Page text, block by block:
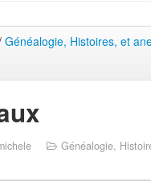
Généalogie, Histoires, et
Généalogie,